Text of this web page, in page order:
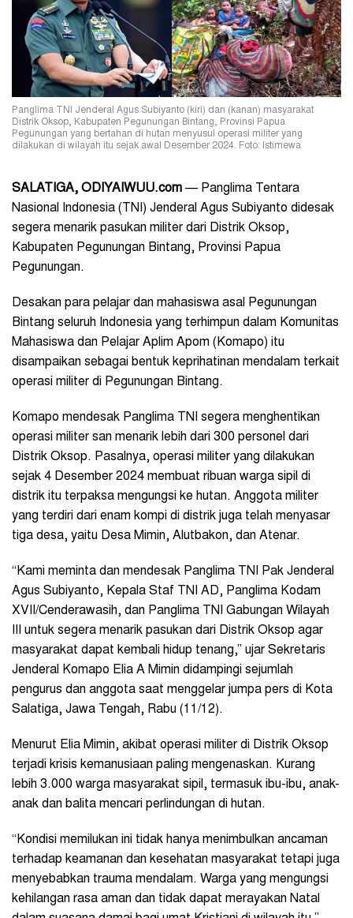
Panglima TNI Jenderal Agus Subiyanto (kiri) dan (kanan) masyarakat
Distrik Oksop, Kabupaten Pegunungan Bintang, Provinsi Papua
Pegunungan yang bertahan di hutan menyusul operasi militer yang
dilakukan di wilayah itu sejak awal Desember 2024. Foto: Istimewa
SALATIGA, ODIYAIWUU.com — Panglima Tentara
Nasional Indonesia (TNI) Jenderal Agus Subiyanto didesak
segera menarik pasukan militer dari Distrik Oksop,
Kabupaten Pegunungan Bintang, Provinsi Papua
Pegunungan.
Desakan para pelajar dan mahasiswa asal Pegunungan
Bintang seluruh Indonesia yang terhimpun dalam Komunitas
Mahasiswa dan Pelajar Aplim Apom (Komapo) itu
disampaikan sebagai bentuk keprihatinan mendalam terkait
operasi militer di Pegunungan Bintang.
Komapo mendesak Panglima TNI segera menghentikan
operasi militer san menarik lebih dari 300 personel dari
Distrik Oksop. Pasalnya, operasi militer yang dilakukan
sejak 4 Desember 2024 membuat ribuan warga sipil di
distrik itu terpaksa mengungsi ke hutan. Anggota militer
yang terdiri dari enam kompi di distrik juga telah menyasar
tiga desa, yaitu Desa Mimin, Alutbakon, dan Atenar.
“Kami meminta dan mendesak Panglima TNI Pak Jenderal
Agus Subiyanto, Kepala Staf TNI AD, Panglima Kodam
XVII/Cenderawasih, dan Panglima TNI Gabungan Wilayah
III untuk segera menarik pasukan dari Distrik Oksop agar
masyarakat dapat kembali hidup tenang,” ujar Sekretaris
Jenderal Komapo Elia A Mimin didampingi sejumlah
pengurus dan anggota saat menggelar jumpa pers di Kota
Salatiga, Jawa Tengah, Rabu (11/12).
Menurut Elia Mimin, akibat operasi militer di Distrik Oksop
terjadi krisis kemanusiaan paling mengenaskan. Kurang
lebih 3.000 warga masyarakat sipil, termasuk ibu-ibu, anak-
anak dan balita mencari perlindungan di hutan.
“Kondisi memilukan ini tidak hanya menimbulkan ancaman
terhadap keamanan dan kesehatan masyarakat tetapi juga
menyebabkan trauma mendalam. Warga yang mengungsi
kehilangan rasa aman dan tidak dapat merayakan Natal